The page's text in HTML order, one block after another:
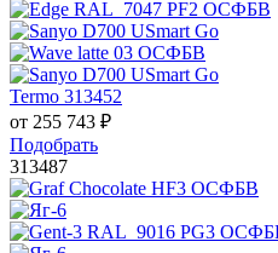
Termo 313452
от 255 743 ₽
Подобрать
313487